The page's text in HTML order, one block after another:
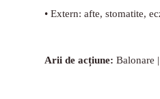
• Extern: afte, stomatite,
Arii de acțiune: Balonare